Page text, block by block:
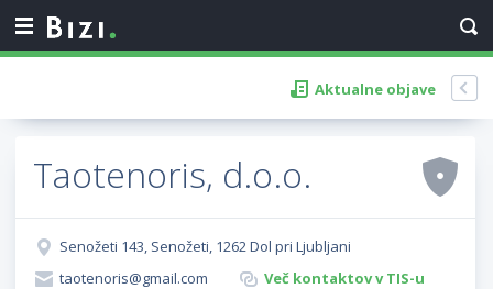
Aktualne objave
Taotenoris, d.o.o.
Senožeti 143, Senožeti, 1262 Dol pri Ljubljani
taotenoris@gmail.com
Več kontaktov v TIS-u